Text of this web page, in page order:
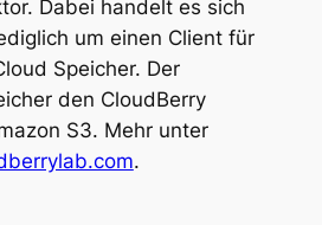
Dabei handelt es sich
um einen Client für
Speicher. Der
den CloudBerry
S3. Mehr unter
.